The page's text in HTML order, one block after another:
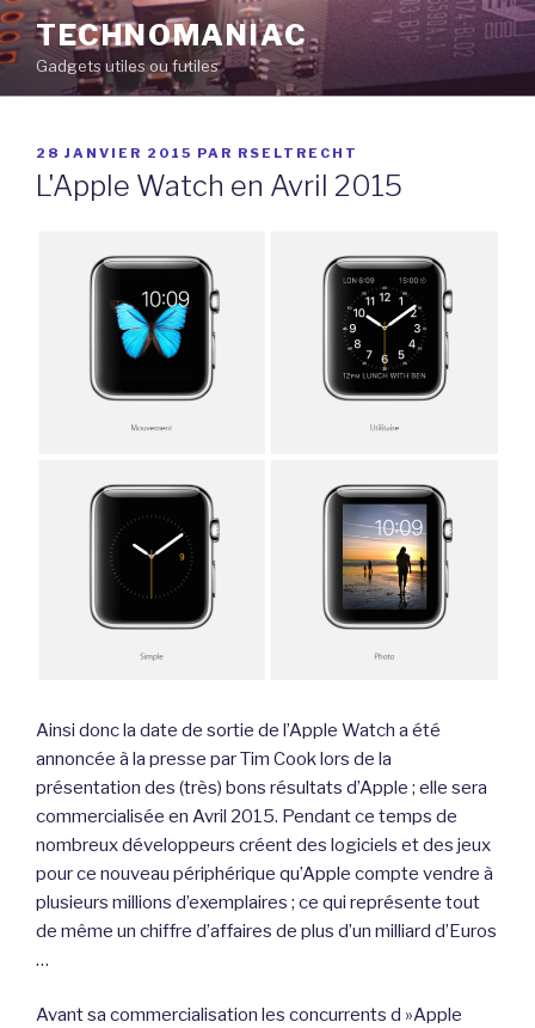
Aller
au
contenu
principal
TECHNOMANIAC
Gadgets utiles ou futiles
PUBLIÉ
LE
28 JANVIER 2015 PAR RSELTRECHT
L'Apple Watch en Avril 2015
Ainsi donc la date de sortie de l’Apple Watch a été
annoncée à la presse par Tim Cook lors de la
présentation des (très) bons résultats d’Apple ; elle sera
commercialisée en Avril 2015. Pendant ce temps de
nombreux développeurs créent des logiciels et des jeux
pour ce nouveau périphérique qu’Apple compte vendre à
plusieurs millions d’exemplaires ; ce qui représente tout
de même un chiffre d’affaires de plus d’un milliard d’Euros
…
Avant sa commercialisation les concurrents d »Apple